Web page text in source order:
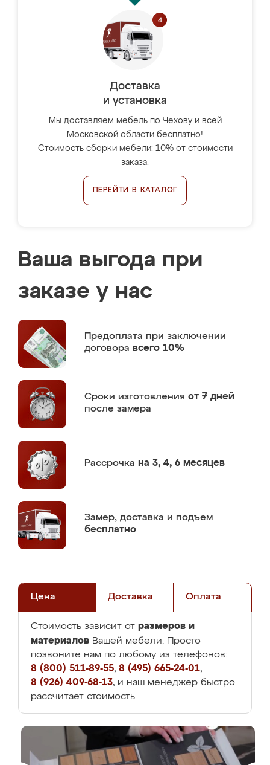
Доставка
и установка
Мы доставляем мебель по Чехову и всей
Московской области бесплатно!
Стоимость сборки мебели: 10% от стоимости
заказа.
ПЕРЕЙТИ В КАТАЛОГ
Ваша выгода при
заказе у нас
Предоплата при заключении
договора всего 10%
Сроки изготовления от 7 дней
после замера
Рассрочка на 3, 4, 6 месяцев
Замер, доставка и подъем
бесплатно
Цена Доставка Оплата
Стоимость зависит от размеров и
материалов Вашей мебели. Просто
позвоните нам по любому из телефонов:
8 (800) 511-89-55, 8 (495) 665-24-01,
8 (926) 409-68-13, и наш менеджер быстро
рассчитает стоимость.